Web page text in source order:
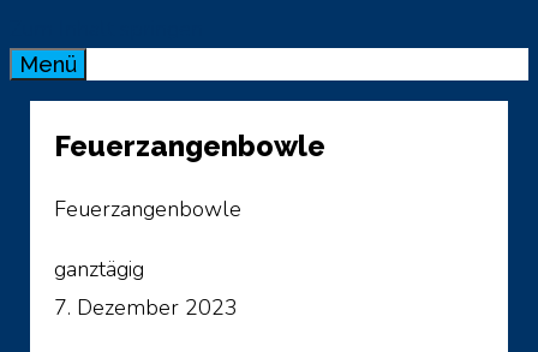
Menü
Feuerzangenbowle
Feuerzangenbowle
ganztägig
7. Dezember 2023